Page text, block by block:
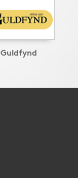
Guldfynd